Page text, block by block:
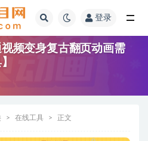
登录
频变身复古翻页动画需
在线工具 正文